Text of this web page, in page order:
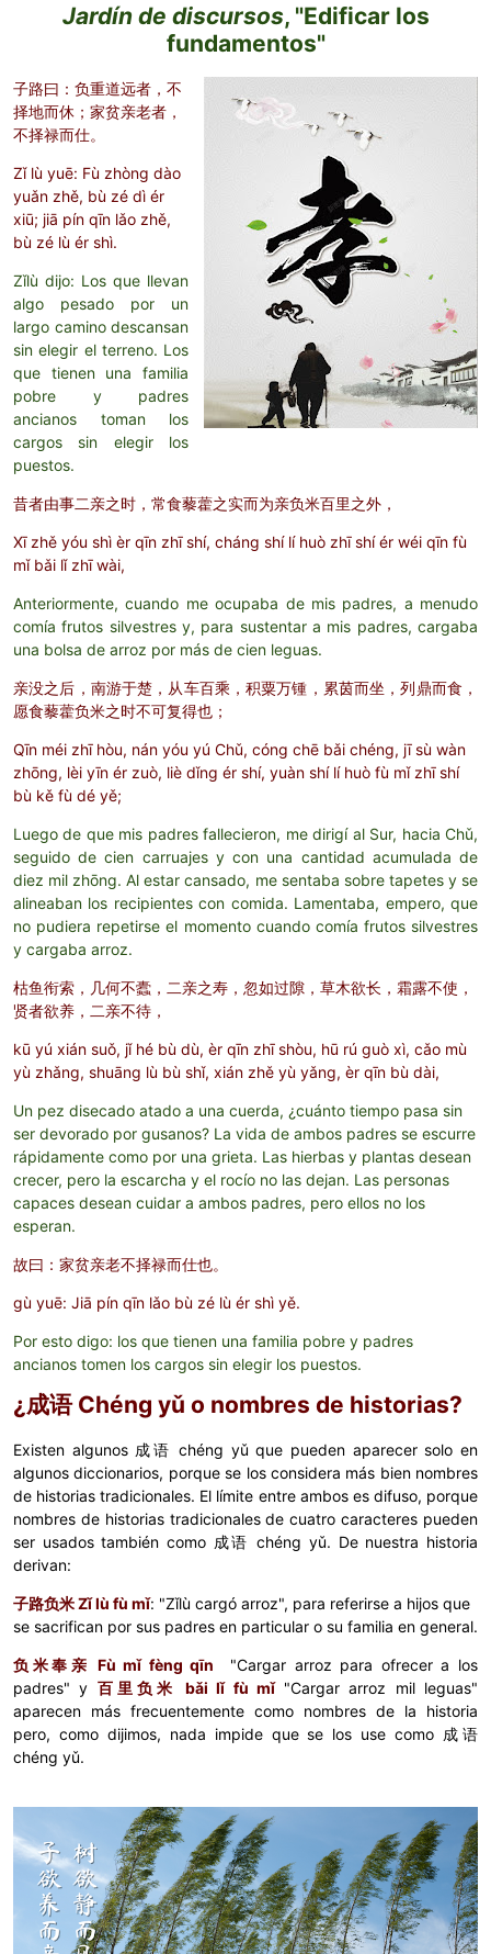
Jardín de discursos, "Edificar los
fundamentos"
子路曰：负重道远者，不
择地而休；家贫亲老者，
不择禄而仕。
Zǐ lù yuē: Fù zhòng dào
yuǎn zhě, bù zé dì ér
xiū; jiā pín qīn lǎo zhě,
bù zé lù ér shì.
Zǐlù dijo: Los que llevan
algo pesado por un
largo camino descansan
sin elegir el terreno. Los
que tienen una familia
pobre y padres
ancianos toman los
cargos sin elegir los
puestos.
昔者由事二亲之时，常食藜藿之实而为亲负米百里之外，
Xī zhě yóu shì èr qīn zhī shí, cháng shí lí huò zhī shí ér wéi qīn fù
mǐ bǎi lǐ zhī wài,
Anteriormente, cuando me ocupaba de mis padres, a menudo
comía frutos silvestres y, para sustentar a mis padres, cargaba
una bolsa de arroz por más de cien leguas.
亲没之后，南游于楚，从车百乘，积粟万锺，累茵而坐，列鼎而食，
愿食藜藿负米之时不可复得也；
Qīn méi zhī hòu, nán yóu yú Chǔ, cóng chē bǎi chéng, jī sù wàn
zhōng, lèi yīn ér zuò, liè dǐng ér shí, yuàn shí lí huò fù mǐ zhī shí
bù kě fù dé yě;
Luego de que mis padres fallecieron, me dirigí al Sur, hacia Chǔ,
seguido de cien carruajes y con una cantidad acumulada de
diez mil zhōng. Al estar cansado, me sentaba sobre tapetes y se
alineaban los recipientes con comida. Lamentaba, empero, que
no pudiera repetirse el momento cuando comía frutos silvestres
y cargaba arroz.
枯鱼衔索，几何不蠹，二亲之寿，忽如过隙，草木欲长，霜露不使，
贤者欲养，二亲不待，
kū yú xián suǒ, jǐ hé bù dù, èr qīn zhī shòu, hū rú guò xì, cǎo mù
yù zhǎng, shuāng lù bù shǐ, xián zhě yù yǎng, èr qīn bù dài,
Un pez disecado atado a una cuerda, ¿cuánto tiempo pasa sin
ser devorado por gusanos? La vida de ambos padres se escurre
rápidamente como por una grieta. Las hierbas y plantas desean
crecer, pero la escarcha y el rocío no las dejan. Las personas
capaces desean cuidar a ambos padres, pero ellos no los
esperan.
故曰：家贫亲老不择禄而仕也。
gù yuē: Jiā pín qīn lǎo bù zé lù ér shì yě.
Por esto digo: los que tienen una familia pobre y padres
ancianos tomen los cargos sin elegir los puestos.
¿成语 Chéng yǔ o nombres de historias?
Existen algunos 成语 chéng yǔ que pueden aparecer solo en
algunos diccionarios, porque se los considera más bien nombres
de historias tradicionales. El límite entre ambos es difuso, porque
nombres de historias tradicionales de cuatro caracteres pueden
ser usados también como 成语 chéng yǔ. De nuestra historia
derivan:
子路负米 Zǐ lù fù mǐ: "Zǐlù cargó arroz", para referirse a hijos que
se sacrifican por sus padres en particular o su familia en general.
负米奉亲 Fù mǐ fèng qīn "Cargar arroz para ofrecer a los
padres"y 百里负米bǎi lǐ fù mǐ"Cargar arroz mil leguas"
aparecen más frecuentemente como nombres de la historia
pero, como dijimos, nada impide que se los use como 成语
chéng yǔ.